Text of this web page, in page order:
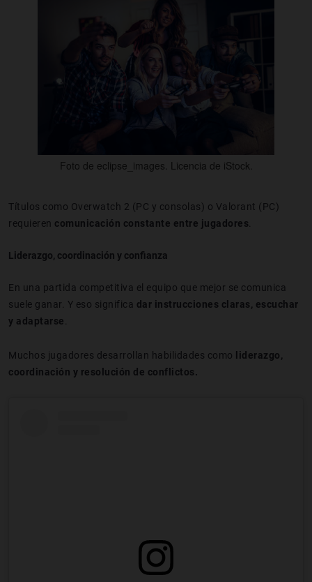
Foto de eclipse_images. Licencia de iStock.
Títulos como Overwatch 2 (PC y consolas) o Valorant (PC)
requieren comunicación constante entre jugadores
Liderazgo, coordinación y confianza
En una partida competitiva el equipo que mejor se comunica
suele ganar. Y eso significa dar instrucciones claras, escuchar
y adaptarse
Muchos jugadores desarrollan habilidades como liderazgo,
coordinación y resolución de conflictos.